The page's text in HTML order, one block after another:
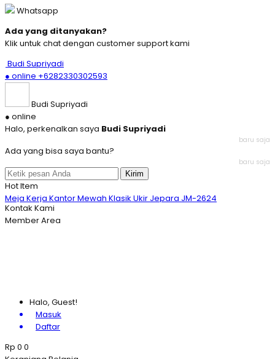
Whatsapp
Ada yang ditanyakan?
Klik untuk chat dengan customer support kami
Budi Supriyadi
● online +6282330302593
Budi Supriyadi
● online
Halo, perkenalkan saya Budi Supriyadi
baru saja
Ada yang bisa saya bantu?
baru saja
Kirim
Hot Item
Meja Kerja Kantor Mewah Klasik Ukir Jepara JM-2624
Model Meja Makan Eropa Mewah Kombinasi Klasik JM-3
Set Sofa Tamu Kulit Desain Eropa, Nyaman dan Enak
Kontak Kami
Member Area
Halo, Guest!
Masuk
Daftar
Rp 0 0